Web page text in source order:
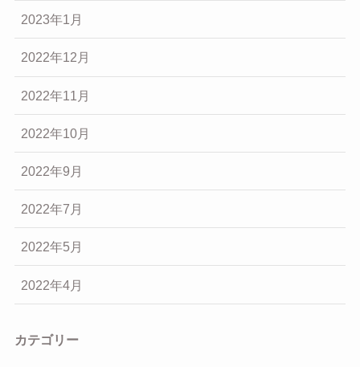
2023年1月
2022年12月
2022年11月
2022年10月
2022年9月
2022年7月
2022年5月
2022年4月
カテゴリー